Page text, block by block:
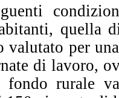
quella
valutato per
di lavoro,
rurale